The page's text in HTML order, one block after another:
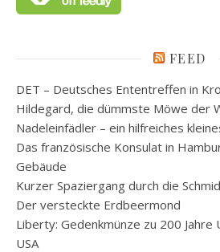
FEED
DET – Deutsches Ententreffen in
Hildegard, die dümmste Möwe der
Nadeleinfädler – ein hilfreiches
Das französische Konsulat in
Gebäude
Kurzer Spaziergang durch die
Der versteckte Erdbeermond
Liberty: Gedenkmünze zu 200 Jahre
USA